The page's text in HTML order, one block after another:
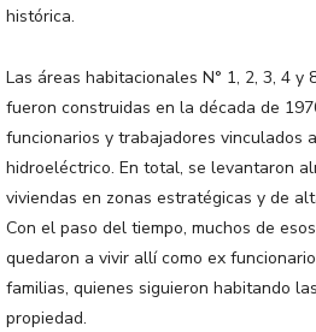
histórica.
Las áreas habitacionales N° 1, 2, 3, 4 y
fueron construidas en la década de
funcionarios y trabajadores vinculados
hidroeléctrico. En total, se levantaron
viviendas en zonas estratégicas y de
Con el paso del tiempo, muchos de
quedaron a vivir allí como ex
familias, quienes siguieron habitando
propiedad.